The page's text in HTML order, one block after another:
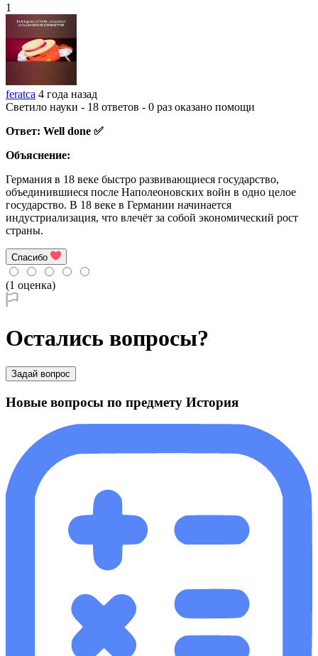
1
feratca 4 года назад
Светило науки - 18 ответов - 0 раз оказано помощи
Ответ: Well done ✅
Объяснение:
Германия в 18 веке быстро развивающиеся государство,
объединившиеся после Наполеоновских войн в одно целое
государство. В 18 веке в Германии начинается
индустриализация, что влечёт за собой экономический рост
страны.
Спасибо
(1 оценка)
Остались вопросы?
Задай вопрос
Новые вопросы по предмету История